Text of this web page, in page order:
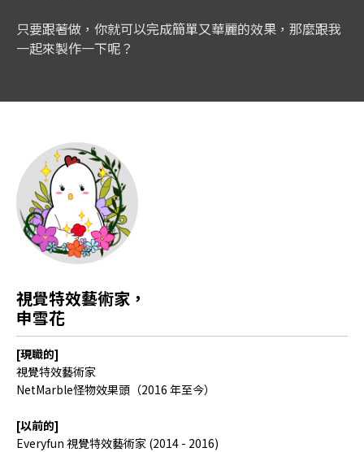
只要跟著做，你就可以完成簡單又華麗的效果，那麼跟我
一起來製作一下呢？
視覺特效藝術家，
申雪花
[現職的]
視覺特效藝術家
NetMarble怪物效果頭（2016 年至今）
[以前的]
Everyfun 視覺特效藝術家 (2014 - 2016)